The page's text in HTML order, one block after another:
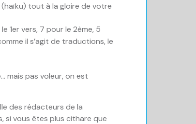
(haïku) tout à la gloire de votre
1er vers, 7 pour le 2ème, 5
il s’agit de traductions, le
mais pas voleur, on est
des rédacteurs de la
si vous êtes plus cithare que